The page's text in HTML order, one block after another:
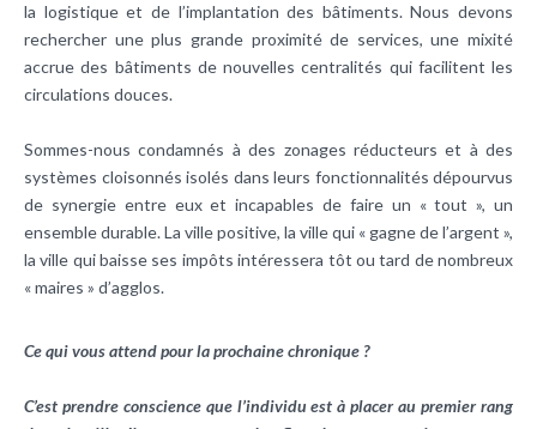
la logistique et de l’implantation des bâtiments. Nous devons
rechercher une plus grande proximité de services, une mixité
accrue des bâtiments de nouvelles centralités qui facilitent les
circulations douces.
Sommes-nous condamnés à des zonages réducteurs et à des
systèmes cloisonnés isolés dans leurs fonctionnalités dépourvus
de synergie entre eux et incapables de faire un « tout », un
ensemble durable. La ville positive, la ville qui « gagne de l’argent »,
la ville qui baisse ses impôts intéressera tôt ou tard de nombreux
« maires » d’agglos.
Ce qui vous attend pour la prochaine chronique ?
C’est prendre conscience que l’individu est à placer au premier rang